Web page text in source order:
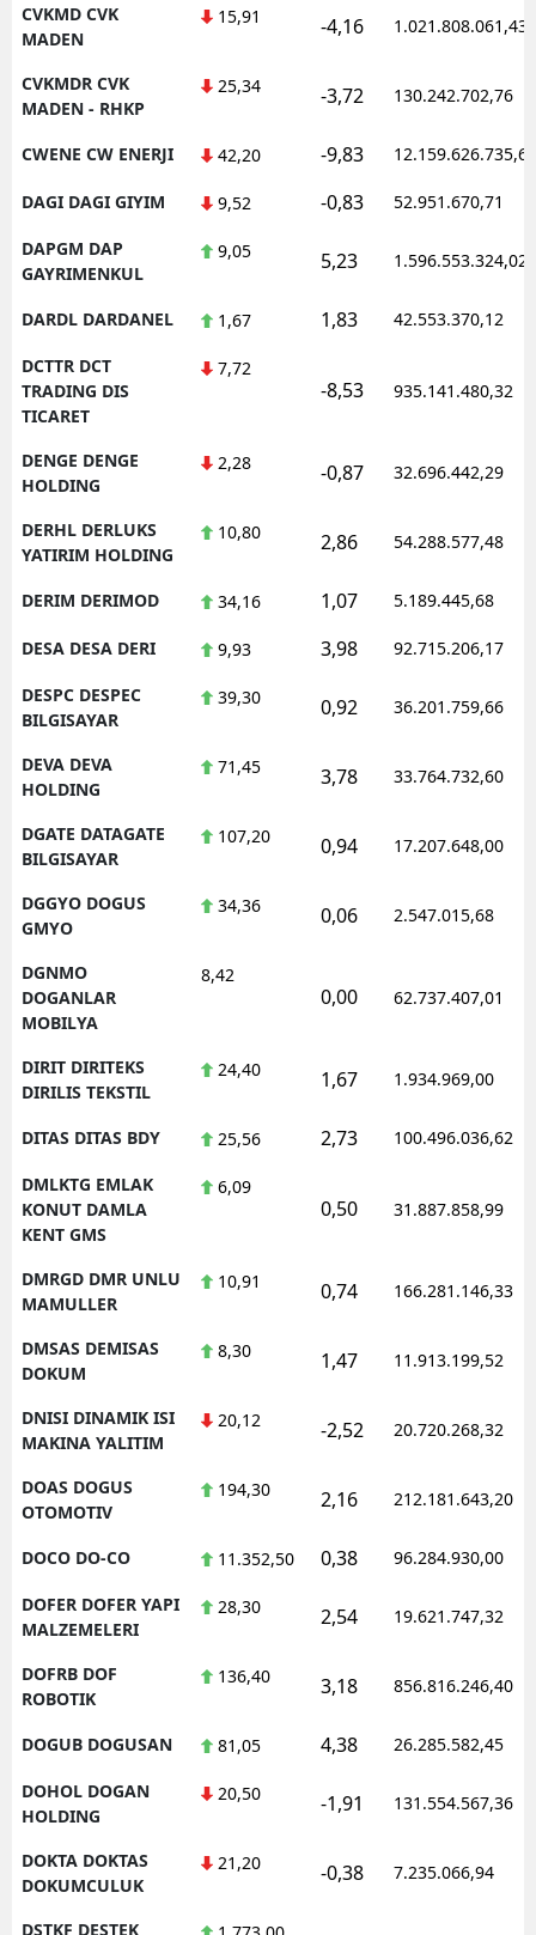
CVKMD CVK
MADEN
15,91 -4,16 1.021.808.061,43
CVKMDR CVK
MADEN - RHKP
25,34 -3,72 130.242.702,76
CWENE CW ENERJI 42,20 -9,83 12.159.626.735,62
DAGI DAGI GIYIM 9,52 -0,83 52.951.670,71
DAPGM DAP
GAYRIMENKUL
9,05 5,23 1.596.553.324,02
DARDL DARDANEL 1,67 1,83 42.553.370,12
DCTTR DCT
TRADING DIS
TICARET
7,72
-8,53 935.141.480,32
DENGE DENGE
HOLDING
2,28 -0,87 32.696.442,29
DERHL DERLUKS
YATIRIM HOLDING
10,80 2,86 54.288.577,48
DERIM DERIMOD 34,16 1,07 5.189.445,68
DESA DESA DERI 9,93 3,98 92.715.206,17
DESPC DESPEC
BILGISAYAR
39,30 0,92 36.201.759,66
DEVA DEVA
HOLDING
71,45 3,78 33.764.732,60
DGATE DATAGATE
BILGISAYAR
107,20 0,94 17.207.648,00
DGGYO DOGUS
GMYO
34,36 0,06 2.547.015,68
DGNMO
DOGANLAR
MOBILYA
8,42
0,00 62.737.407,01
DIRIT DIRITEKS
DIRILIS TEKSTIL
24,40 1,67 1.934.969,00
DITAS DITAS BDY 25,56 2,73 100.496.036,62
DMLKTG EMLAK
KONUT DAMLA
KENT GMS
6,09
0,50 31.887.858,99
DMRGD DMR UNLU
MAMULLER
10,91 0,74 166.281.146,33
DMSAS DEMISAS
DOKUM
8,30 1,47 11.913.199,52
DNISI DINAMIK ISI
MAKINA YALITIM
20,12 -2,52 20.720.268,32
DOAS DOGUS
OTOMOTIV
194,30 2,16 212.181.643,20
DOCO DO-CO 11.352,50 0,38 96.284.930,00
DOFER DOFER YAPI
MALZEMELERI
28,30 2,54 19.621.747,32
DOFRB DOF
ROBOTIK
136,40 3,18 856.816.246,40
DOGUB DOGUSAN 81,05 4,38 26.285.582,45
DOHOL DOGAN
HOLDING
20,50 -1,91 131.554.567,36
DOKTA DOKTAS
DOKUMCULUK
21,20 -0,38 7.235.066,94
DSTKF DESTEK